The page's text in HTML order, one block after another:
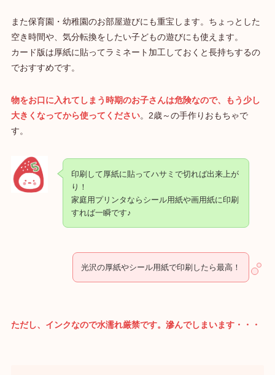
また保育園・幼稚園のお部屋遊びにも重宝します。ちょっとした
空き時間や、気分転換をしたい子どもの遊びにも使えます。
カード版は厚紙に貼ってラミネート加工しておくと長持ちするの
でおすすめです。
物をお口に入れてしまう時期のお子さんは危険なので、もう少し
大きくなってから使ってください。2歳～の手作りおもちゃで
す。
印刷して厚紙に貼ってハサミで切れば出来上が
り！
家庭用プリンタならシール用紙や画用紙に印刷
すれば一瞬です♪
光沢の厚紙やシール用紙で印刷したら最高！
ただし、インクなので水濡れ厳禁です。滲んでしまいます・・・